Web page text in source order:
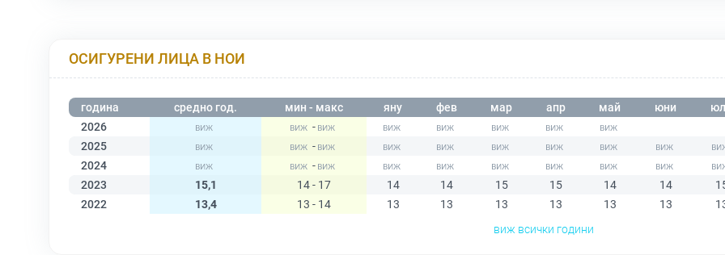
ОСИГУРЕНИ ЛИЦА В НОИ
година средно год. мин - макс яну фев мар апр май юни
2026
-
2025
-
2024
-
2023
15,1 14 - 17 14 14 15 15 14 14
2022
13,4 13 - 14 13 13 13 13 13 13
виж всички години